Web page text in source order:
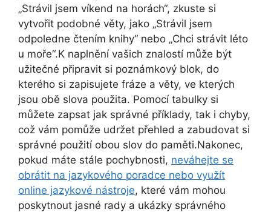
„Strávil jsem víkend na horách“, zkuste si
vytvořit podobné věty, jako „Strávil jsem
odpoledne čtením knihy“ nebo „Chci strávit léto
u moře“.K naplnění vašich znalostí může být
užitečné připravit si poznámkový blok, do
kterého si zapisujete fráze a věty, ve kterých
jsou obě slova použita. Pomocí tabulky si
můžete zapsat jak správné příklady, tak i chyby,
což vám pomůže udržet přehled a zabudovat si
správné použití obou slov do paměti.Nakonec,
pokud máte stále pochybnosti, neváhejte se
obrátit na jazykového poradce nebo využít
online jazykové nástroje, které vám mohou
poskytnout jasné rady a ukázky správného